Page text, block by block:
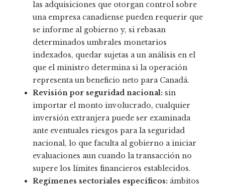
las adquisiciones que otorgan control sobre
una empresa canadiense pueden requerir que
se informe al gobierno y, si rebasan
determinados umbrales monetarios
indexados, quedar sujetas a un análisis en el
que el ministro determina si la operación
representa un beneficio neto para Canadá.
Revisión por seguridad nacional: sin
importar el monto involucrado, cualquier
inversión extranjera puede ser examinada
ante eventuales riesgos para la seguridad
nacional, lo que faculta al gobierno a iniciar
evaluaciones aun cuando la transacción no
supere los límites financieros establecidos.
Regímenes sectoriales específicos: ámbitos